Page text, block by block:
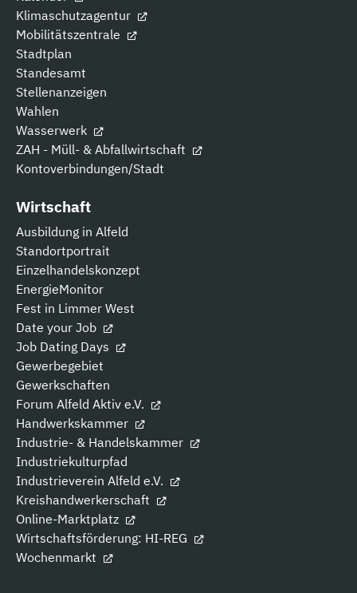
Klimaschutzagentur
Mobilitätszentrale
Stadtplan
Standesamt
Stellenanzeigen
Wahlen
Wasserwerk
ZAH - Müll- & Abfallwirtschaft
Kontoverbindungen/Stadt
Wirtschaft
Ausbildung in Alfeld
Standortportrait
Einzelhandelskonzept
EnergieMonitor
Fest in Limmer West
Date your Job
Job Dating Days
Gewerbegebiet
Gewerkschaften
Forum Alfeld Aktiv e.V.
Handwerkskammer
Industrie- & Handelskammer
Industriekulturpfad
Industrieverein Alfeld e.V.
Kreishandwerkerschaft
Online-Marktplatz
Wirtschaftsförderung: HI-REG
Wochenmarkt